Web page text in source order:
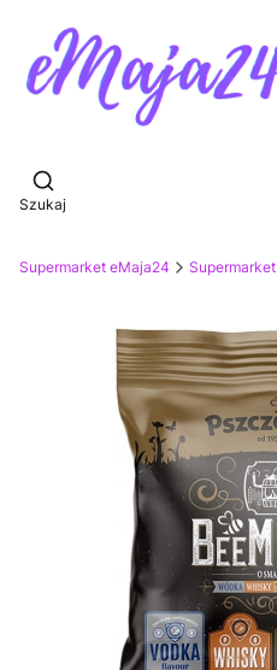
Otwórz wyszukiwarkę
Szukaj
Supermarket eMaja24 Supermarket